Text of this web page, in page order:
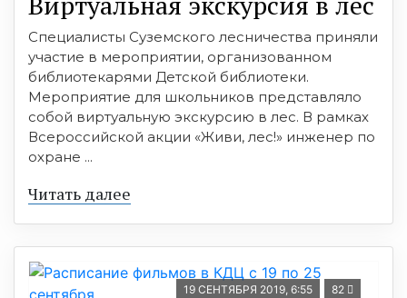
Специалисты Суземского лесничества приняли
участие в мероприятии, организованном
библиотекарями Детской библиотеки.
Мероприятие для школьников представляло
собой виртуальную экскурсию в лес. В рамках
Всероссийской акции «Живи, лес!» инженер по
охране ...
Читать далее
19 СЕНТЯБРЯ 2019, 6:55 82